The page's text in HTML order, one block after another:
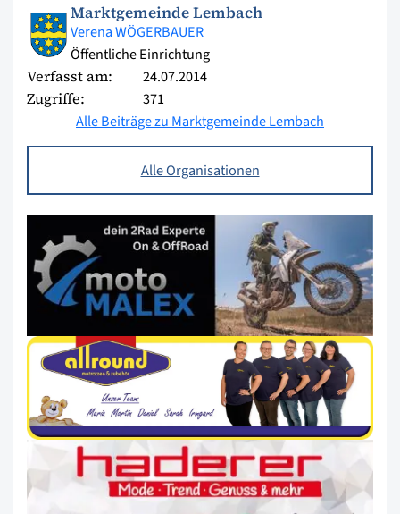
Marktgemeinde Lembach
Verena WÖGERBAUER
Öffentliche Einrichtung
Verfasst am: 24.07.2014
Zugriffe:
371
Alle Beiträge zu Marktgemeinde Lembach
Alle Organisationen